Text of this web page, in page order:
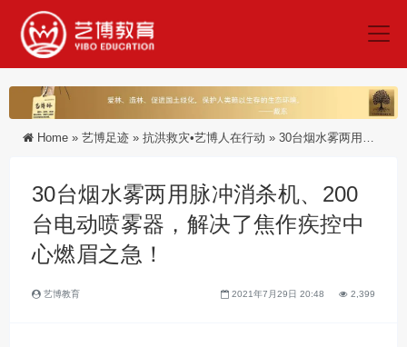
Home » 艺博足迹 » 抗洪救灾•艺博人在行动 » 30台烟水雾两用脉冲消杀机、200台电动喷雾器，解决了焦作疾控中心燃眉之急！
30台烟水雾两用脉冲消杀机、200
台电动喷雾器，解决了焦作疾控中
心燃眉之急！
艺博教育 2021年7月29日 20:48 2,399